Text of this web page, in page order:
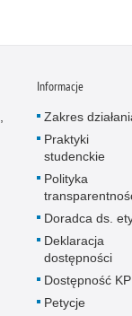
Informacje
Zakres
Praktyki
studenckie
Polityka
Doradca ds.
Deklaracja
dostępności
Dostępność
Petycje